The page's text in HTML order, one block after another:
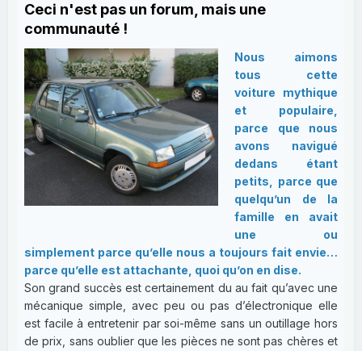
Ceci n'est pas un forum, mais une
communauté !
Nous aimons
tous cette
voiture mythique
et populaire,
parce que nous
avons navigué
dedans étant
petits, parce que
quelqu’un de la
famille en avait
une ou
simplement parce qu’elle nous a toujours fait envie…
parce qu’elle est attachante, quoi qu’on en dise.
Son grand succès est certainement du au fait qu’avec une
mécanique simple, avec peu ou pas d’électronique elle
est facile à entretenir par soi-même sans un outillage hors
de prix, sans oublier que les pièces ne sont pas chères et